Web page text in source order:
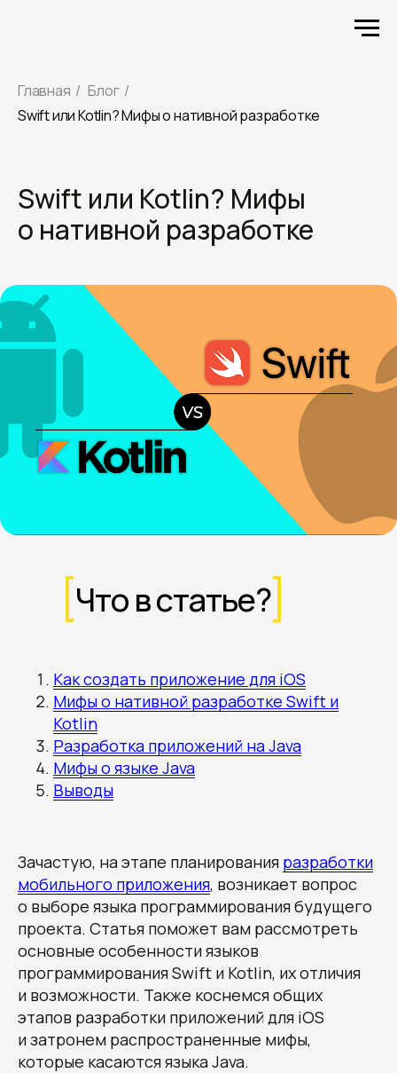
Главная / Блог /
Swift или Kotlin? Мифы о нативной разработке
Swift или Kotlin? Мифы
о нативной разработке
Что в статье?
Как создать приложение для iOS
Мифы о нативной разработке Swift и
Kotlin
Разработка приложений на Java
Мифы о языке Java
Выводы
Зачастую, на этапе планирования разработки
мобильного приложения, возникает вопрос
о выборе языка программирования будущего
проекта. Статья поможет вам рассмотреть
основные особенности языков
программирования Swift и Kotlin, их отличия
и возможности. Также коснемся общих
этапов разработки приложений для iOS
и затронем распространенные мифы,
которые касаются языка Java.